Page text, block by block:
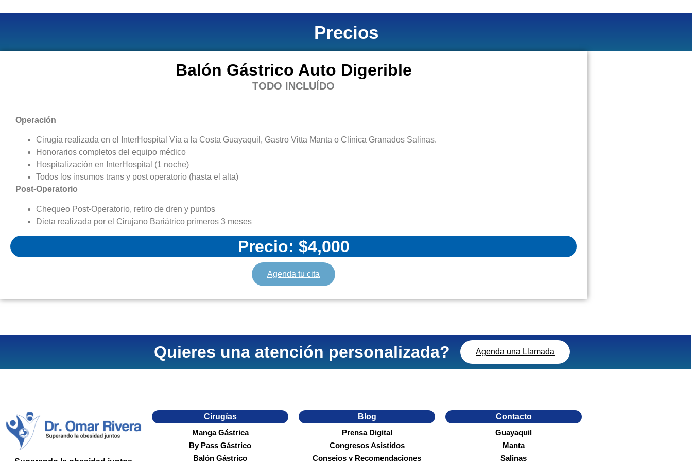
Precios
Balón Gástrico Auto Digerible
TODO INCLUÍDO
Operación
Cirugía realizada en el InterHospital Vía a la Costa Guayaquil, Gastro Vitta Manta o Clínica Granados Salinas.
Honorarios completos del equipo médico
Hospitalización en InterHospital (1 noche)
Todos los insumos trans y post operatorio (hasta el alta)
Post-Operatorio
Chequeo Post-Operatorio, retiro de dren y puntos
Dieta realizada por el Cirujano Bariátrico primeros 3 meses
Precio: $4,000
Agenda tu cita
Quieres una atención personalizada? Agenda una Llamada
Cirugías
Manga Gástrica
By Pass Gástrico
Balón Gástrico
Blog
Prensa Digital
Congresos Asistidos
Consejos y Recomendaciones
Contacto
Guayaquil
Manta
Salinas